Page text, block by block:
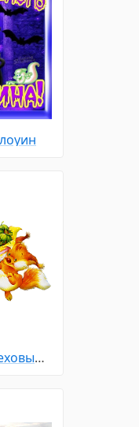
Праздники - Ореховый - Хлебный Спас